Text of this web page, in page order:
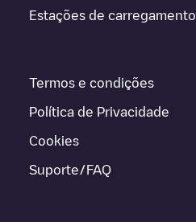
Estações de carregamento
Termos e condições
Política de Privacidade
Cookies
Suporte/FAQ